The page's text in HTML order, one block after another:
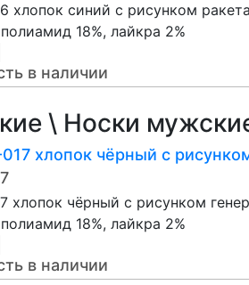
хлопок синий с рисунком
18%, лайкра 2%
в наличии
\ Носки
хлопок чёрный с
хлопок чёрный с рисунком
18%, лайкра 2%
в наличии